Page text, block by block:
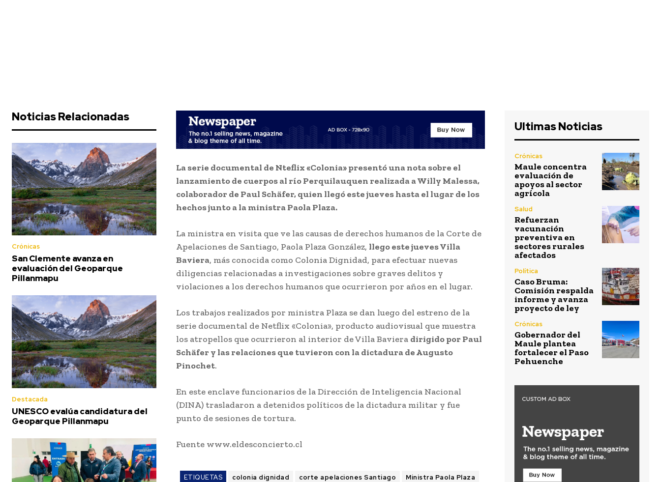
Noticias Relacionadas
Crónicas
San Clemente avanza en
evaluación del Geoparque
Pillanmapu
Destacada
UNESCO evalúa candidatura del
Geoparque Pillanmapu
La serie documental de Nteflix «Colonia» presentó una nota sobre el
lanzamiento de cuerpos al río Perquilauquen realizada a Willy Malessa,
colaborador de Paul Schäfer, quien llegó este jueves hasta el lugar de los
hechos junto a la ministra Paola Plaza.
La ministra en visita que ve las causas de derechos humanos de la Corte de
Apelaciones de Santiago, Paola Plaza González, llego este jueves Villa
Baviera, más conocida como Colonia Dignidad, para efectuar nuevas
diligencias relacionadas a investigaciones sobre graves delitos y
violaciones a los derechos humanos que ocurrieron por años en el lugar.
Los trabajos realizados por ministra Plaza se dan luego del estreno de la
serie documental de Netflix «Colonia», producto audiovisual que muestra
los atropellos que ocurrieron al interior de Villa Baviera dirigido por Paul
Schäfer y las relaciones que tuvieron con la dictadura de Augusto
Pinochet.
En este enclave funcionarios de la Dirección de Inteligencia Nacional
(DINA) trasladaron a detenidos políticos de la dictadura militar y fue
punto de sesiones de tortura.
Fuente www.eldesconcierto.cl
ETIQUETAS colonia dignidad corte apelaciones Santiago Ministra Paola Plaza
Ultimas Noticias
Crónicas
Maule concentra
evaluación de
apoyos al sector
agrícola
Salud
Refuerzan
vacunación
preventiva en
sectores rurales
afectados
Política
Caso Bruma:
Comisión respalda
informe y avanza
proyecto de ley
Crónicas
Gobernador del
Maule plantea
fortalecer el Paso
Pehuenche